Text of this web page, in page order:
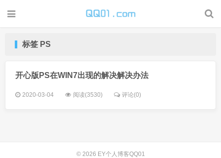
标签 PS
开心版PS在WIN7出现的解决解决办法
2020-03-04 阅读(3530) 评论(0)
© 2026 EY个人博客QQ01